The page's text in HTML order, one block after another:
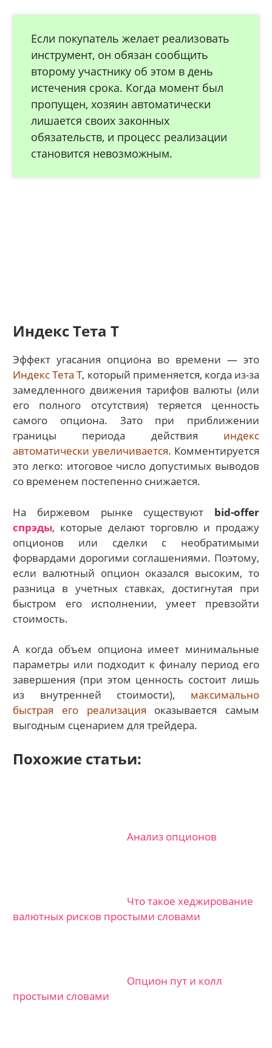
Если покупатель желает реализовать
инструмент, он обязан сообщить
второму участнику об этом в день
истечения срока. Когда момент был
пропущен, хозяин автоматически
лишается своих законных
обязательств, и процесс реализации
становится невозможным.
Индекс Тета Т
Эффект угасания опциона во времени — это
Индекс Тета Т, который применяется, когда из-за
замедленного движения тарифов валюты (или
его полного отсутствия) теряется ценность
самого опциона. Зато при приближении
границы периода действия индекс
автоматически увеличивается. Комментируется
это легко: итоговое число допустимых выводов
со временем постепенно снижается.
На биржевом рынке существуют bid-offer
спрэды, которые делают торговлю и продажу
опционов или сделки с необратимыми
форвардами дорогими соглашениями. Поэтому,
если валютный опцион оказался высоким, то
разница в учетных ставках, достигнутая при
быстром его исполнении, умеет превзойти
стоимость.
А когда объем опциона имеет минимальные
параметры или подходит к финалу период его
завершения (при этом ценность состоит лишь
из внутренней стоимости), максимально
быстрая его реализация оказывается самым
выгодным сценарием для трейдера.
Похожие статьи:
Анализ опционов
Что такое хеджирование
валютных рисков простыми словами
Опцион пут и колл
простыми словами